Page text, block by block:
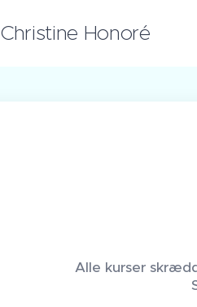
Christine Honoré
Alle kurser